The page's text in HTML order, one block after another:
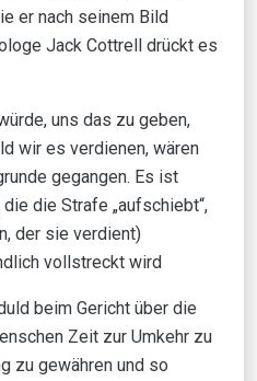
er nach seinem Bild
Jack Cottrell drückt es
uns das zu geben,
wir es verdienen, wären
gegangen. Es ist
die Strafe „aufschiebt“,
der sie verdient)
vollstreckt wird
beim Gericht über die
Zeit zur Umkehr zu
zu gewähren und so